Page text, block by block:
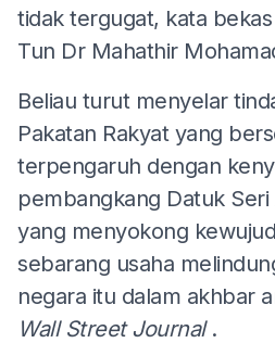
tidak tergugat, kata
Tun Dr Mahathir
Beliau turut menyelar
Pakatan Rakyat yang
terpengaruh dengan
pembangkang Datuk
yang menyokong
sebarang usaha
negara itu dalam akhbar
Wall Street Journal .